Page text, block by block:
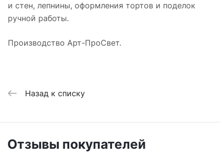
и стен, лепнины, оформления тортов и поделок
ручной работы.
Производство Арт-ПроСвет.
Назад к списку
Отзывы покупателей